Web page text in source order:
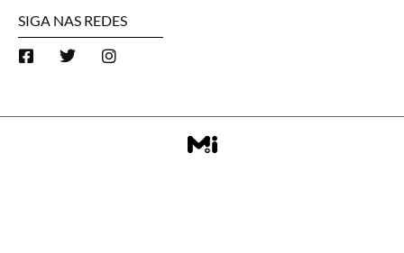
SIGA NAS REDES